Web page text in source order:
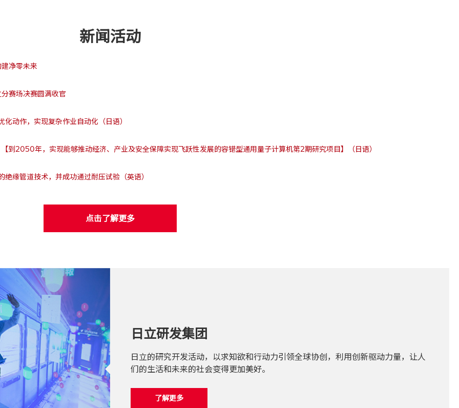
新闻活动
净零未来
赛场决赛圆满收官
动作，实现复杂作业自动化（日语）
到2050年，实现能够推动经济、产业及安全保障实现飞跃性发展的容错型通用量子计算机第2期研究项目】（日语）
缘管道技术，并成功通过耐压试验（英语）
点击了解更多
日立研发集团
日立的研究开发活动，以求知欲和行动力引领全球协创，利用创新驱动力量，让人
们的生活和未来的社会变得更加美好。
了解更多